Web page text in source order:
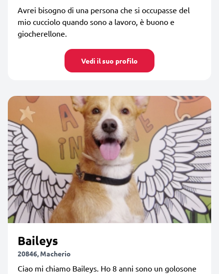
Avrei bisogno di una persona che si occupasse del
mio cucciolo quando sono a lavoro, è buono e
giocherellone.
Vedi il suo profilo
Baileys
20846, Macherio
Ciao mi chiamo Baileys. Ho 8 anni sono un golosone